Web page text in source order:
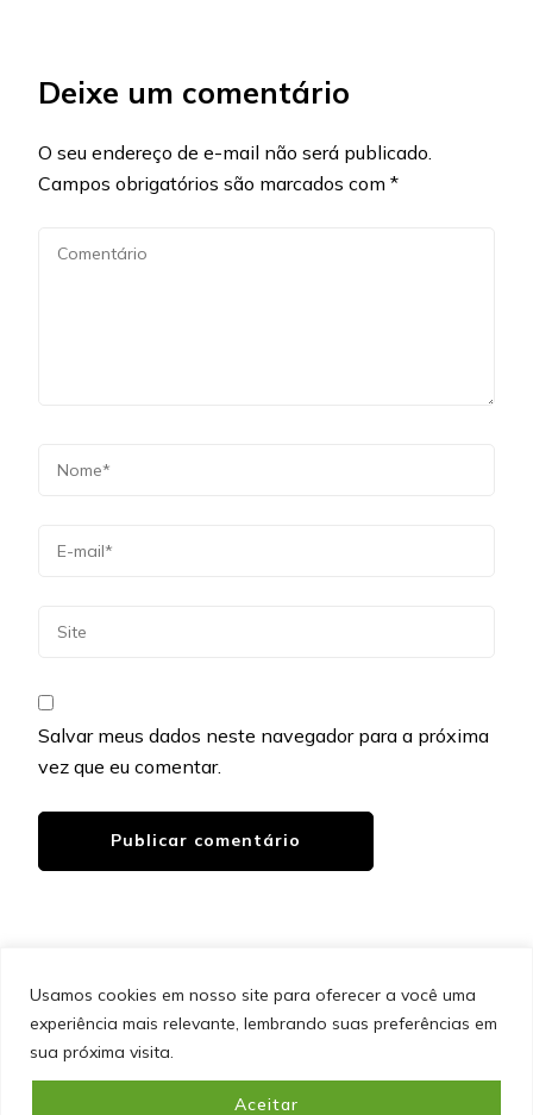
Usamos cookies em nosso site para oferecer a você uma
experiência mais relevante, lembrando suas preferências em
sua próxima visita.
Aceitar
Deixe um comentário
O seu endereço de e-mail não será publicado.
Campos obrigatórios são marcados com *
Salvar meus dados neste navegador para a próxima
vez que eu comentar.
&cópia; Direitos Autorais 2026Portal do Inferno
SITEMAP POLÍTICA DE PRIVACIDADE
EQUIPE